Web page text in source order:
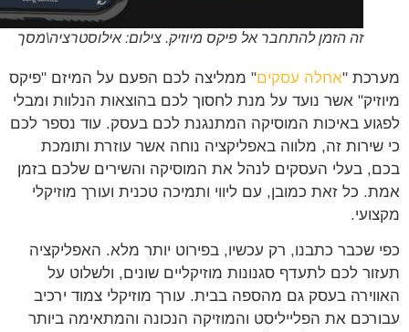
זה הזמן להתחבר אל פיקס מיוזיק. צילום: אילוסטרציה\מסך
"אחלה עסקים" ממליצה לכם הפעם על המיזם "פיקס
אשר נועד על מנת לחסוך לכם בהוצאות הנלוות ומבלי
באיכות המוסיקה המתנגנת לכם בעסק. עוד נספר לכם
זה, מלווה באפליקציה נוחה אשר עוזרת ותומכת
בעלי העסקים לנהל את המוסיקה והשירים שלכם בזמן
כל זאת כמובן, עם ליווי ותמיכה טכנית ועורך מוזיקלי
שכבר כתבנו, רק עכשיו, בפירוט יותר מלא. האפליקציה
לכם לתעדף סגנונות מוזיקליים שונים, ולשלוט על
בעסק גם מהספה בבית. עורך מוזיקלי צמוד ירכיב
את הפלייליסט והמוזיקה הנכונה והמתאימה ביותר